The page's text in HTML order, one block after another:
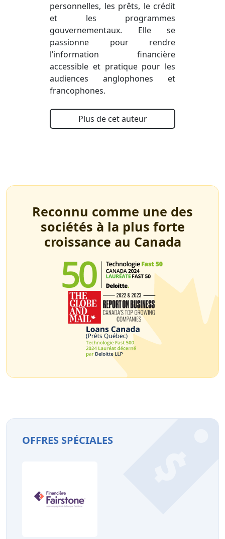
personnelles, les prêts, le crédit
et les programmes
gouvernementaux. Elle se
passionne pour rendre
l’information financière
accessible et pratique pour les
audiences anglophones et
francophones.
Plus de cet auteur
Reconnu comme une des
sociétés à la plus forte
croissance au Canada
OFFRES SPÉCIALES